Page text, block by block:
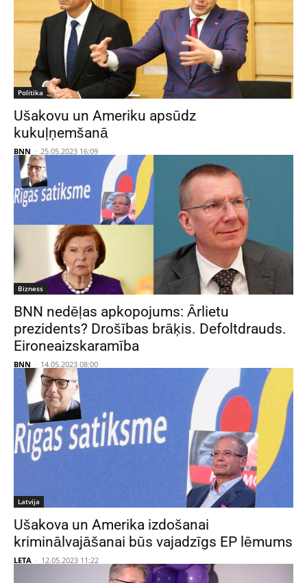
Politika
Ušakovu un Ameriku apsūdz
kukuļņemšanā
BNN - 25.05.2023 16:09
Bizness
BNN nedēļas apkopojums: Ārlietu
prezidents? Drošības brāķis. Defoltdrauds.
Eironeaizskaramība
BNN - 14.05.2023 08:00
Latvija
Ušakova un Amerika izdošanai
kriminālvajāšanai būs vajadzīgs EP lēmums
LETA - 12.05.2023 11:22